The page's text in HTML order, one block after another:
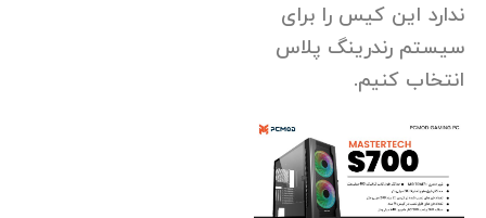
ندارد این کیس را برای
سیستم رندرینگ پلاس
انتخاب کنیم.